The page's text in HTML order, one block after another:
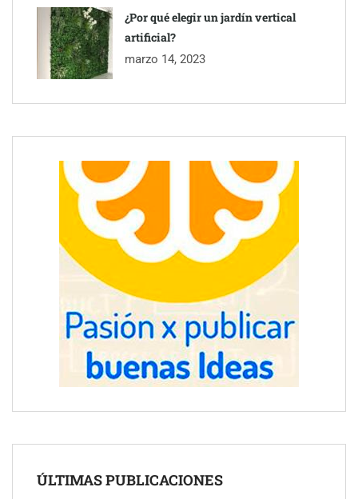
¿Por qué elegir un jardín vertical
artificial?
marzo 14, 2023
ÚLTIMAS PUBLICACIONES